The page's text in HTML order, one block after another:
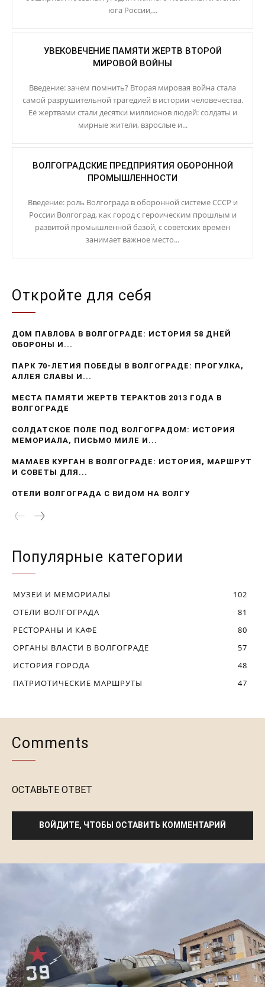
юга России,...
УВЕКОВЕЧЕНИЕ ПАМЯТИ ЖЕРТВ ВТОРОЙ
МИРОВОЙ ВОЙНЫ
Введение: зачем помнить? Вторая мировая война стала
самой разрушительной трагедией в истории человечества.
Её жертвами стали десятки миллионов людей: солдаты и
мирные жители, взрослые и...
ВОЛГОГРАДСКИЕ ПРЕДПРИЯТИЯ ОБОРОННОЙ
ПРОМЫШЛЕННОСТИ
Введение: роль Волгограда в оборонной системе СССР и
России Волгоград, как город с героическим прошлым и
развитой промышленной базой, с советских времён
занимает важное место...
Откройте для себя
ДОМ ПАВЛОВА В ВОЛГОГРАДЕ: ИСТОРИЯ 58 ДНЕЙ
ОБОРОНЫ И...
ПАРК 70-ЛЕТИЯ ПОБЕДЫ В ВОЛГОГРАДЕ: ПРОГУЛКА,
АЛЛЕЯ СЛАВЫ И...
МЕСТА ПАМЯТИ ЖЕРТВ ТЕРАКТОВ 2013 ГОДА В
ВОЛГОГРАДЕ
СОЛДАТСКОЕ ПОЛЕ ПОД ВОЛГОГРАДОМ: ИСТОРИЯ
МЕМОРИАЛА, ПИСЬМО МИЛЕ И...
МАМАЕВ КУРГАН В ВОЛГОГРАДЕ: ИСТОРИЯ, МАРШРУТ
И СОВЕТЫ ДЛЯ...
ОТЕЛИ ВОЛГОГРАДА С ВИДОМ НА ВОЛГУ
Популярные категории
МУЗЕИ И МЕМОРИАЛЫ
102
ОТЕЛИ ВОЛГОГРАДА
81
РЕСТОРАНЫ И КАФЕ
80
ОРГАНЫ ВЛАСТИ В ВОЛГОГРАДЕ
57
ИСТОРИЯ ГОРОДА
48
ПАТРИОТИЧЕСКИЕ МАРШРУТЫ
47
Comments
ОСТАВЬТЕ ОТВЕТ
ВОЙДИТЕ, ЧТОБЫ ОСТАВИТЬ КОММЕНТАРИЙ